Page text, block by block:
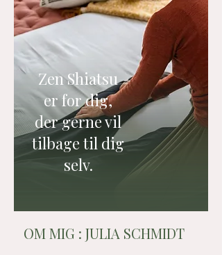
Zen Shiatsu
er for dig,
der gerne vil
tilbage til dig
selv.
OM MIG : JULIA SCHMIDT